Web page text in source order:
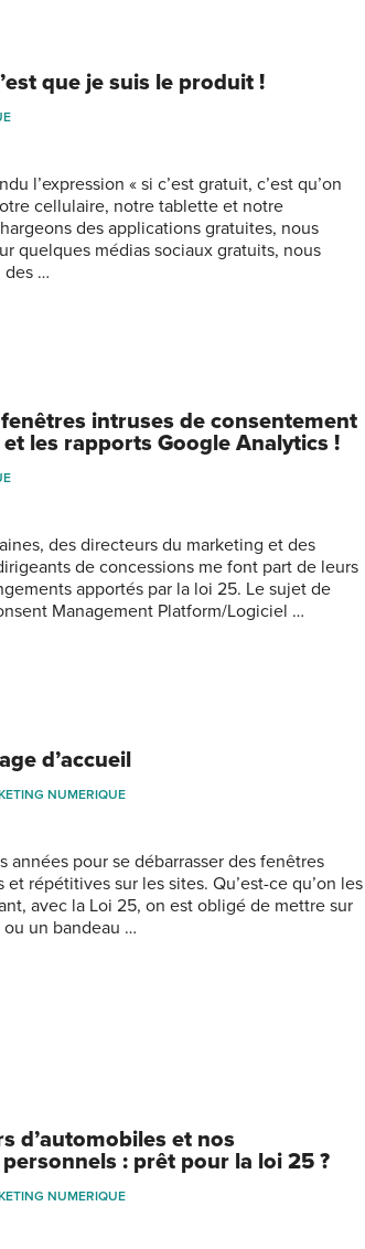
que je suis le produit !
l’expression « si c’est gratuit, c’est qu’on
cellulaire, notre tablette et notre
des applications gratuites, nous
quelques médias sociaux gratuits, nous
des …
intruses de consentement
les rapports Google Analytics !
des directeurs du marketing et des
de concessions me font part de leurs
apportés par la loi 25. Le sujet de
Management Platform/Logiciel …
d’accueil
NUMERIQUE
années pour se débarrasser des fenêtres
répétitives sur les sites. Qu’est-ce qu’on les
avec la Loi 25, on est obligé de mettre sur
un bandeau …
d’automobiles et nos
: prêt pour la loi 25 ?
NUMERIQUE